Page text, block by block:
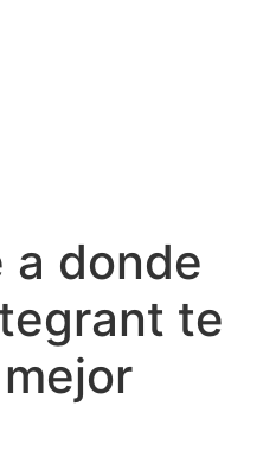
a donde
te